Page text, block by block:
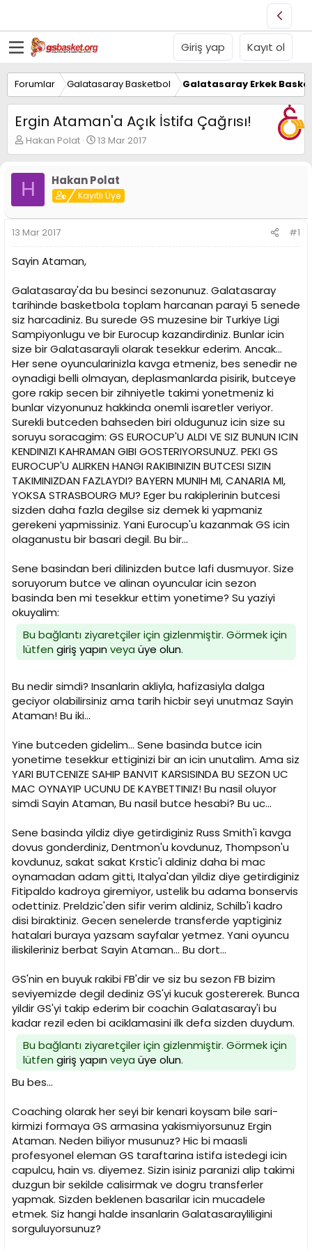
Giriş yap Kayıt ol
Forumlar Galatasaray Basketbol Galatasaray Erkek
Ergin Ataman'a Açık İstifa Çağrısı!
K
o
u
y
B
a
ş
a
a
n
Hakan Polat
B
a
l
a
n
g
i
h
i
13 Mar 2017
H Hakan Polat
Kayıtlı Üye
13 Mar 2017 #1
Sayin Ataman,
Galatasaray'da bu besinci sezonunuz. Galatasaray
tarihinde basketbola toplam harcanan parayi 5 senede
siz harcadiniz. Bu surede GS muzesine bir Turkiye Ligi
Sampiyonlugu ve bir Eurocup kazandirdiniz. Bunlar icin
size bir Galatasarayli olarak tesekkur ederim. Ancak...
Her sene oyuncularinizla kavga etmeniz, bes senedir ne
oynadigi belli olmayan, deplasmanlarda pisirik, butceye
gore rakip secen bir zihniyetle takimi yonetmeniz ki
bunlar vizyonunuz hakkinda onemli isaretler veriyor.
Surekli butceden bahseden biri oldugunuz icin size su
soruyu soracagim: GS EUROCUP'U ALDI VE SIZ BUNUN ICIN
KENDINIZI KAHRAMAN GIBI GOSTERIYORSUNUZ. PEKI GS
EUROCUP'U ALIRKEN HANGI RAKIBINIZIN BUTCESI SIZIN
TAKIMINIZDAN FAZLAYDI? BAYERN MUNIH MI, CANARIA MI,
YOKSA STRASBOURG MU? Eger bu rakiplerinin butcesi
sizden daha fazla degilse siz demek ki yapmaniz
gerekeni yapmissiniz. Yani Eurocup'u kazanmak GS icin
olaganustu bir basari degil. Bu bir...
Sene basindan beri dilinizden butce lafi dusmuyor. Size
soruyorum butce ve alinan oyuncular icin sezon
basinda ben mi tesekkur ettim yonetime? Su yaziyi
okuyalim:
Bu bağlantı ziyaretçiler için gizlenmiştir. Görmek için
lütfen giriş yapınveya üye olun.
Bu nedir simdi? Insanlarin akliyla, hafizasiyla dalga
geciyor olabilirsiniz ama tarih hicbir seyi unutmaz Sayin
Ataman! Bu iki...
Yine butceden gidelim... Sene basinda butce icin
yonetime tesekkur ettiginizi bir an icin unutalim. Ama siz
YARI BUTCENIZE SAHIP BANVIT KARSISINDA BU SEZON UC
MAC OYNAYIP UCUNU DE KAYBETTINIZ! Bu nasil oluyor
simdi Sayin Ataman, Bu nasil butce hesabi? Bu uc...
Sene basinda yildiz diye getirdiginiz Russ Smith'i kavga
dovus gonderdiniz, Dentmon'u kovdunuz, Thompson'u
kovdunuz, sakat sakat Krstic'i aldiniz daha bi mac
oynamadan adam gitti, Italya'dan yildiz diye getirdiginiz
Fitipaldo kadroya giremiyor, ustelik bu adama bonservis
odettiniz. Preldzic'den sifir verim aldiniz, Schilb'i kadro
disi biraktiniz. Gecen senelerde transferde yaptiginiz
hatalari buraya yazsam sayfalar yetmez. Yani oyuncu
iliskileriniz berbat Sayin Ataman... Bu dort...
GS'nin en buyuk rakibi FB'dir ve siz bu sezon FB bizim
seviyemizde degil dediniz GS'yi kucuk gostererek. Bunca
yildir GS'yi takip ederim bir coachin Galatasaray'i bu
kadar rezil eden bi aciklamasini ilk defa sizden duydum.
Bu bağlantı ziyaretçiler için gizlenmiştir. Görmek için
lütfen giriş yapınveya üye olun.
Bu bes...
Coaching olarak her seyi bir kenari koysam bile sari-
kirmizi formaya GS armasina yakismiyorsunuz Ergin
Ataman. Neden biliyor musunuz? Hic bi maasli
profesyonel eleman GS taraftarina istifa istedegi icin
capulcu, hain vs. diyemez. Sizin isiniz paranizi alip takimi
duzgun bir sekilde calisirmak ve dogru transferler
yapmak. Sizden beklenen basarilar icin mucadele
etmek. Siz hangi halde insanlarin Galatasarayliligini
sorguluyorsunuz?